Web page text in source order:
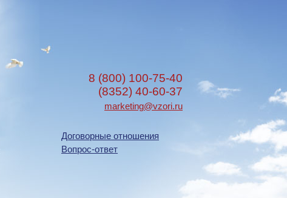
8 (800) 100-75-40
(8352) 40-60-37
marketing@vzori.ru
Договорные отношения
Вопрос-ответ